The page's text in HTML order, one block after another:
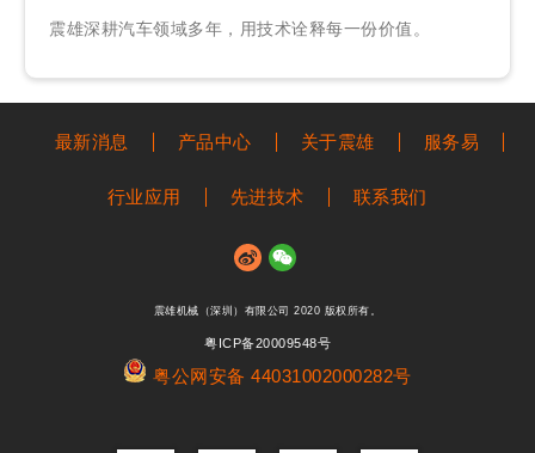
震雄深耕汽车领域多年，用技术诠释每一份价值。
最新消息 产品中心 关于震雄 服务易
行业应用 先进技术 联系我们
震雄机械（深圳）有限公司 2020 版权所有。
粤ICP备20009548号
粤公网安备 44031002000282号